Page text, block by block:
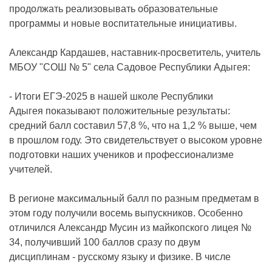
продолжать реализовывать образовательные
программы и новые воспитательные инициативы.
Александр Кардашев, наставник-просветитель, учитель
МБОУ "СОШ № 5" села Садовое Республики Адыгея:
- Итоги ЕГЭ-2025 в нашей школе Республики
Адыгея показывают положительные результаты:
средний балл составил 57,8 %, что на 1,2 % выше, чем
в прошлом году. Это свидетельствует о высоком уровне
подготовки наших учеников и профессионализме
учителей.
В регионе максимальный балл по разным предметам в
этом году получили восемь выпускников. Особенно
отличился Александр Мусин из майкопского лицея №
34, получивший 100 баллов сразу по двум
дисциплинам - русскому языку и физике. В числе